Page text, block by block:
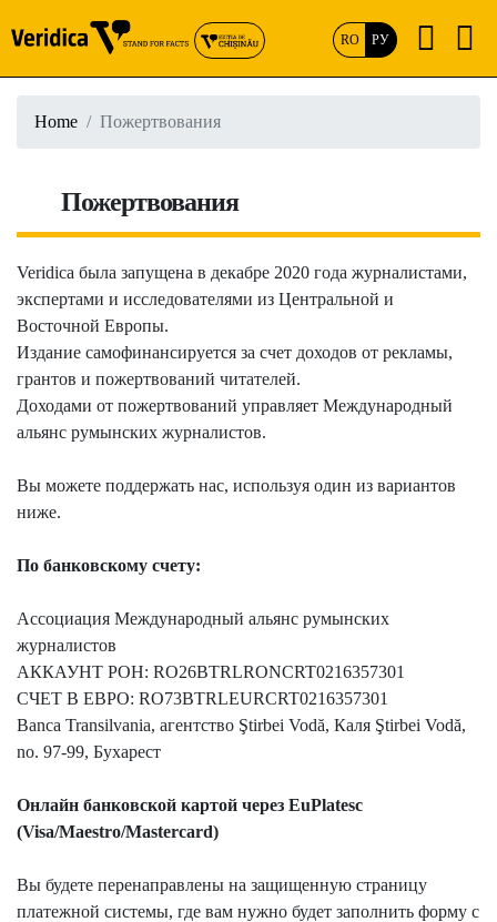
RO РУ
Home Пожертвования
Пожертвования
Veridica была запущена в декабре 2020 года журналистами,
экспертами и исследователями из Центральной и
Восточной Европы.
Издание самофинансируется за счет доходов от рекламы,
грантов и пожертвований читателей.
Доходами от пожертвований управляет Международный
альянс румынских журналистов.
Вы можете поддержать нас, используя один из вариантов
ниже.
По банковскому счету:
Ассоциация Международный альянс румынских
журналистов
АККАУНТ РОН: RO26BTRLRONCRT0216357301
СЧЕТ В ЕВРО: RO73BTRLEURCRT0216357301
Banca Transilvania, агентство Ştirbei Vodă, Каля Ştirbei Vodă,
no. 97-99, Бухарест
Онлайн банковской картой через EuPlatesc
(Visa/Maestro/Mastercard)
Вы будете перенаправлены на защищенную страницу
платежной системы, где вам нужно будет заполнить форму с